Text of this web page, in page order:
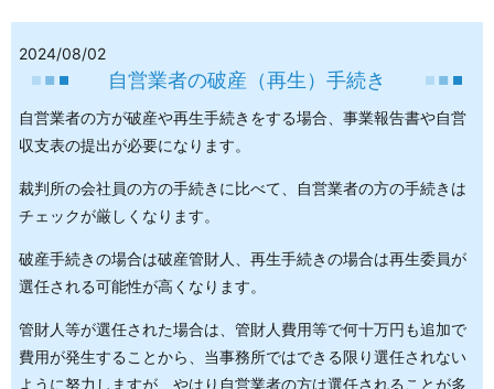
2024/08/02
自営業者の破産（再生）手続き
自営業者の方が破産や再生手続きをする場合、事業報告書や自営
収支表の提出が必要になります。
裁判所の会社員の方の手続きに比べて、自営業者の方の手続きは
チェックが厳しくなります。
破産手続きの場合は破産管財人、再生手続きの場合は再生委員が
選任される可能性が高くなります。
管財人等が選任された場合は、管財人費用等で何十万円も追加で
費用が発生することから、当事務所ではできる限り選任されない
ように努力しますが、やはり自営業者の方は選任されることが多